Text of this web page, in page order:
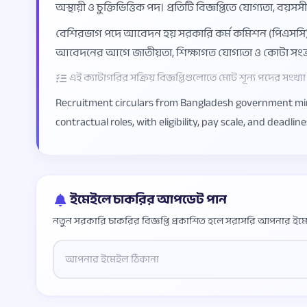
অস্থায়ী ও চুক্তিভিত্তিক পদ। প্রতিটি বিজ্ঞপ্তিতে যোগ্যতা,
বেশিরভাগ পদে আবেদন হয় সরকারি কর্ম কমিশন (পিএসসি)
আবেদনের আগে জাতীয়তা, শিক্ষাগত যোগ্যতা ও কোটা
এই ক্যাটাগরির সক্রিয় বিজ্ঞপ্তিগুলোতে মোট শূন্য পদের সংখ্যা
Recruitment circulars from Bangladesh government
contractual roles, with eligibility, pay scale, and
ইমেইলে চাকরির আপডেট পান
নতুন সরকারি চাকরির বিজ্ঞপ্তি প্রকাশিত হলে সরাসরি আপনার
Website